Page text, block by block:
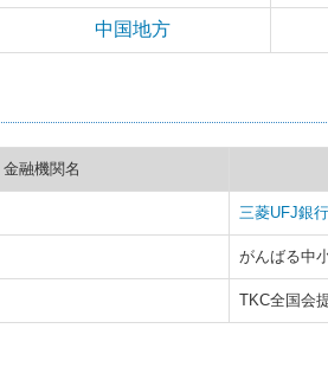
中国地方
金融機関名
三菱UFJ銀
がんばる中
TKC全国会